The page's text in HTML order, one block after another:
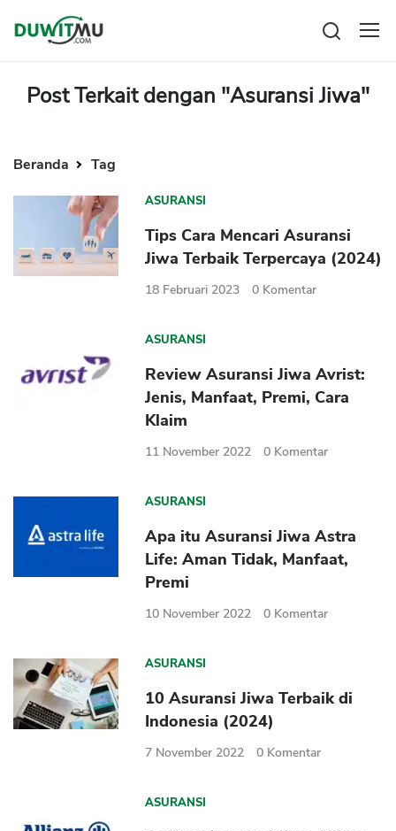
Reksadana
Bitcoin
Investasi
Asuransi
Mengelola keuangan
Kartu Kredit
KPR
Pinjaman Online
Hutang
Pinjaman
Kartu Kredit
KTA
Broker Forex
Exchange
Asuransi
Asuransi Syariah
Post Terkait dengan "Asuransi Jiwa"
Beranda Tag
ASURANSI
Tips Cara Mencari Asuransi
Jiwa Terbaik Terpercaya (2024)
18 Februari 2023 0 Komentar
ASURANSI
Review Asuransi Jiwa Avrist:
Jenis, Manfaat, Premi, Cara
Klaim
11 November 2022 0 Komentar
ASURANSI
Apa itu Asuransi Jiwa Astra
Life: Aman Tidak, Manfaat,
Premi
10 November 2022 0 Komentar
ASURANSI
10 Asuransi Jiwa Terbaik di
Indonesia (2024)
7 November 2022 0 Komentar
ASURANSI